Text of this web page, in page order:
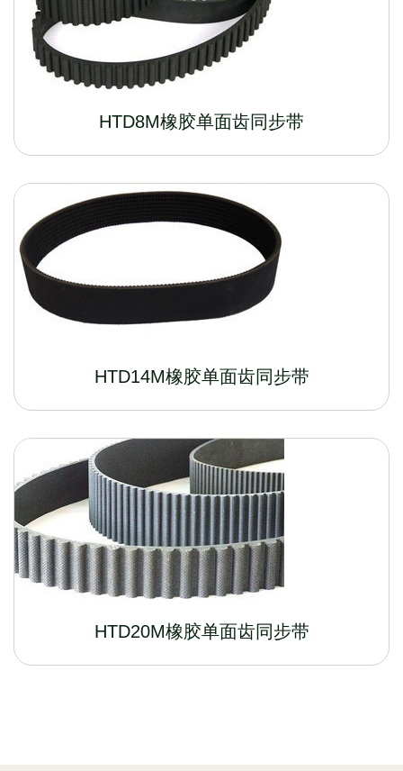
HTD8M橡胶单面齿同步带
HTD14M橡胶单面齿同步带
HTD20M橡胶单面齿同步带